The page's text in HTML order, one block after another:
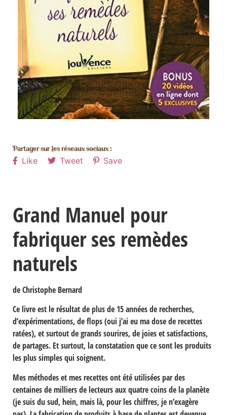
Partager sur les réseaux sociaux :
Like Tweet Save
Grand Manuel pour
fabriquer ses remèdes
naturels
de Christophe Bernard
Ce livre est le résultat de plus de 15 années de recherches,
d’expérimentations, de flops (oui j’ai eu ma dose de recettes
ratées), et surtout de grands sourires, de joies et satisfactions,
de partages. Et surtout, la constatation que ce sont les produits
les plus simples qui soignent.
Mes méthodes et mes recettes ont été utilisées par des
centaines de milliers de lecteurs aux quatre coins de la planète
(je suis du sud, hein, mais là, pour les chiffres, je n’exagère